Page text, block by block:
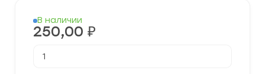
В наличии
250,00 ₽
товара